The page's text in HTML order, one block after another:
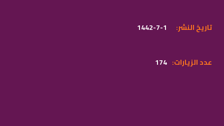
1442-7-1 :تاريخ النشر
174 :عدد الزيارات